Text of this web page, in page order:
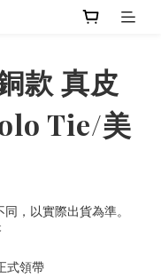
款 真皮
Tie/美
，以實際出貨為準。
式領帶